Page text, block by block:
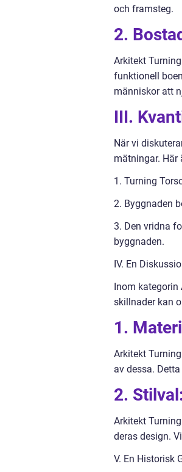
och framsteg.
2.
Arkitekt
funktionell
människor att
III.
När vi
mätningar.
1. Turning
2. Byggnaden
3. Den vridna
byggnaden.
IV. En
Inom kategorin
skillnader kan
1.
Arkitekt
av dessa.
2. Stilval:
Arkitekt
deras design.
V. En Historisk